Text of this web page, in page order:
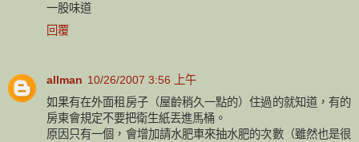
一股味道
回覆
allman 10/26/2007 3:56 上午
如果有在外面租房子（屋齡稍久一點的）住過的就知道，有的
房東會規定不要把衛生紙丟進馬桶。
原因只有一個，會增加請水肥車來抽水肥的次數（雖然也是很